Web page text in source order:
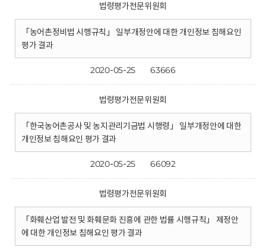
법령평가전문위원회
「농어촌정비법 시행규칙」 일부개정안에 대한 개인정보 침해요인
평가 결과
2020-05-25 63666
법령평가전문위원회
「한국농어촌공사 및 농지관리기금법 시행령」 일부개정안에 대한
개인정보 침해요인 평가 결과
2020-05-25 66092
법령평가전문위원회
「화훼산업 발전 및 화훼문화 진흥에 관한 법률 시행규칙」 제정안
에 대한 개인정보 침해요인 평가 결과